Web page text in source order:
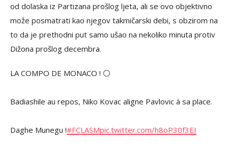
od dolaska iz Partizana prošlog ljeta, ali se ovo objektivno
može posmatrati kao njegov takmičarski debi, s obzirom na
to da je prethodni put samo ušao na nekoliko minuta protiv
Dižona prošlog decembra.
LA COMPO DE MONACO ! ⚪️
Badiashile au repos, Niko Kovac aligne Pavlovic à sa place.
Daghe Munegu !#FCLASMpic.twitter.com/h8oP30f3EI